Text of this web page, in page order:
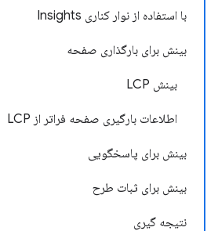
با استفاده از نوار کناری Insights
بینش برای بارگذاری صفحه
بینش LCP
اطلاعات بارگیری صفحه فراتر از LCP
بینش برای پاسخگویی
بینش برای ثبات طرح
نتیجه گیری